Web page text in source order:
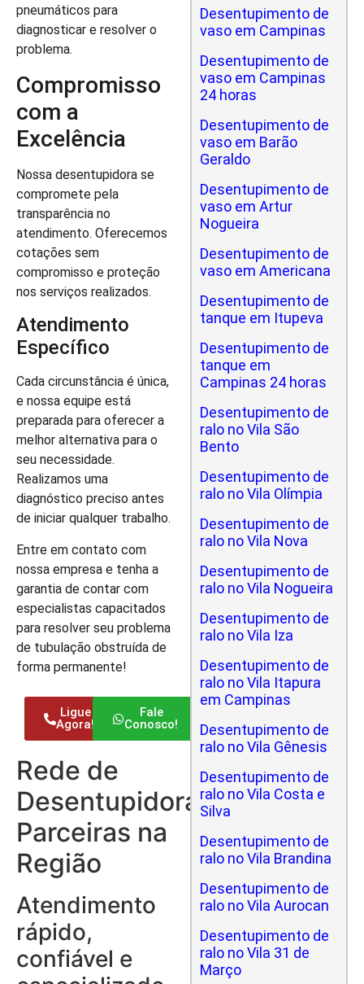
pneumáticos para
diagnosticar e resolver o
problema.
Compromisso
com a
Excelência
Nossa desentupidora se
compromete pela
transparência no
atendimento. Oferecemos
cotações sem
compromisso e proteção
nos serviços realizados.
Atendimento
Específico
Cada circunstância é única,
e nossa equipe está
preparada para oferecer a
melhor alternativa para o
seu necessidade.
Realizamos uma
diagnóstico preciso antes
de iniciar qualquer trabalho.
Entre em contato com
nossa empresa e tenha a
garantia de contar com
especialistas capacitados
para resolver seu problema
de tubulação obstruída de
forma permanente!
Ligue
Agora!
Fale
Conosco!
Rede de
Desentupidoras
Parceiras na
Região
Atendimento
rápido,
confiável e
Desentupimento de
vaso em Campinas
Desentupimento de
vaso em Campinas
24 horas
Desentupimento de
vaso em Barão
Geraldo
Desentupimento de
vaso em Artur
Nogueira
Desentupimento de
vaso em Americana
Desentupimento de
tanque em Itupeva
Desentupimento de
tanque em
Campinas 24 horas
Desentupimento de
ralo no Vila São
Bento
Desentupimento de
ralo no Vila Olímpia
Desentupimento de
ralo no Vila Nova
Desentupimento de
ralo no Vila Nogueira
Desentupimento de
ralo no Vila Iza
Desentupimento de
ralo no Vila Itapura
em Campinas
Desentupimento de
ralo no Vila Gênesis
Desentupimento de
ralo no Vila Costa e
Silva
Desentupimento de
ralo no Vila Brandina
Desentupimento de
ralo no Vila Aurocan
Desentupimento de
ralo no Vila 31 de
Março